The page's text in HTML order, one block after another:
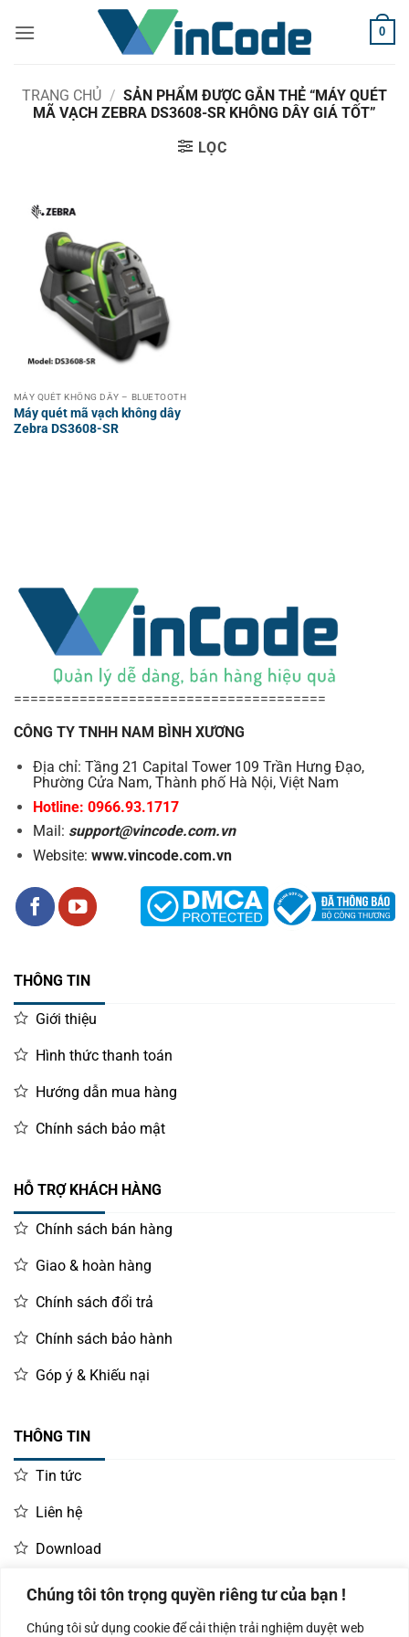
Chúng tôi tôn trọng quyền riêng tư của bạn !
Chúng tôi sử dụng cookie để cải thiện trải nghiệm duyệt web
qua
0
TRANG CHỦ / SẢN PHẨM ĐƯỢC GẮN THẺ “MÁY QUÉT
MÃ VẠCH ZEBRA DS3608-SR KHÔNG DÂY GIÁ TỐT”
LỌC
MÁY QUÉT KHÔNG DÂY – BLUETOOTH
Máy quét mã vạch không dây
Zebra DS3608-SR
======================================
CÔNG TY TNHH NAM BÌNH XƯƠNG
Địa chỉ: Tầng 21 Capital Tower 109 Trần Hưng Đạo,
Phường Cửa Nam, Thành phố Hà Nội, Việt Nam
Hotline: 0966.93.1717
Mail: support@vincode.com.vn
Website: www.vincode.com.vn
THÔNG TIN
Giới thiệu
Hình thức thanh toán
Hướng dẫn mua hàng
Chính sách bảo mật
HỖ TRỢ KHÁCH HÀNG
Chính sách bán hàng
Giao & hoàn hàng
Chính sách đổi trả
Chính sách bảo hành
Góp ý & Khiếu nại
THÔNG TIN
Tin tức
Liên hệ
Download
LIÊN HỆ MUA HÀNG